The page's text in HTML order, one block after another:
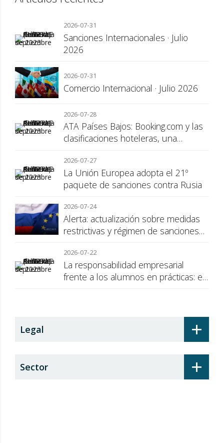
2026-07-31
Sanciones Internacionales · Julio
2026
2026-07-31
Comercio Internacional · Julio 2026
2026-07-28
ATA Países Bajos: Booking.com y las
clasificaciones hoteleras, una
consumidor
2026-07-27
La Unión Europea adopta el 21º
paquete de sanciones contra Rusia
2026-07-24
Alerta: actualización sobre medidas
restrictivas y régimen de sanciones
2026-07-22
La responsabilidad empresarial
frente a los alumnos en prácticas: el
+
Legal
+
Sector